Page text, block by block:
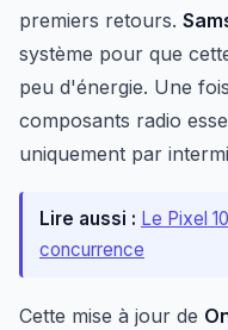
premiers retours.
système pour que
peu d'énergie. Une
composants radio
uniquement par
Lire aussi : Le Pixel
concurrence
Cette mise à jour de